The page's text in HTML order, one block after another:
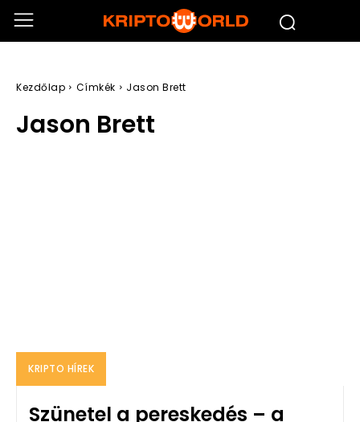
Kezdőlap Címkék Jason Brett
Jason Brett
KRIPTO HÍREK
Szünetel a pereskedés – a